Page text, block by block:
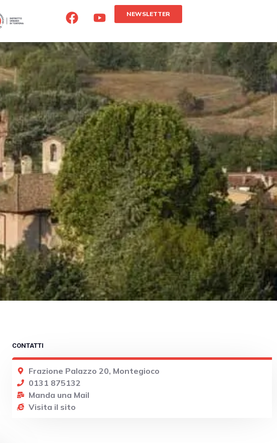
NEWSLETTER
CONTATTI
Frazione Palazzo 20, Montegioco
0131 875132
Manda una Mail
Visita il sito